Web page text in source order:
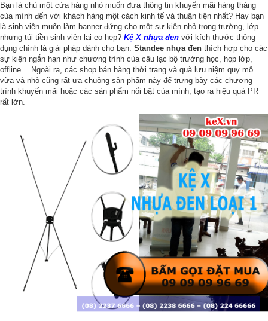
Bạn là chủ một cửa hàng nhỏ muốn đưa thông tin khuyến mãi hàng tháng
của mình đến với khách hàng một cách kinh tế và thuận tiện nhất? Hay bạn
là sinh viên muốn làm banner đứng cho một sự kiện nhỏ trong trường, lớp
nhưng túi tiền sinh viên lại eo hẹp? Kệ X nhựa đen với kích thước thông
dụng chính là giải pháp dành cho bạn. Standee nhựa đen thích hợp cho các
sự kiện ngắn hạn như chương trình của câu lạc bộ trường học, họp lớp,
offline… Ngoài ra, các shop bán hàng thời trang và quà lưu niệm quy mô
vừa và nhỏ cũng rất ưa chuộng sản phẩm này để trưng bày các chương
trình khuyến mãi hoặc các sản phẩm nổi bật của mình, tạo ra hiệu quả PR
rất lớn.